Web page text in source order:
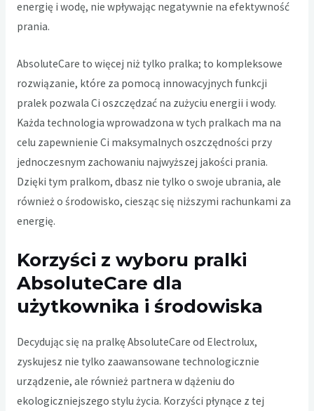
energię i wodę, nie wpływając negatywnie na efektywność
prania.
AbsoluteCare to więcej niż tylko pralka; to kompleksowe
rozwiązanie, które za pomocą innowacyjnych funkcji
pralek pozwala Ci oszczędzać na zużyciu energii i wody.
Każda technologia wprowadzona w tych pralkach ma na
celu zapewnienie Ci maksymalnych oszczędności przy
jednoczesnym zachowaniu najwyższej jakości prania.
Dzięki tym pralkom, dbasz nie tylko o swoje ubrania, ale
również o środowisko, ciesząc się niższymi rachunkami za
energię.
Korzyści z wyboru pralki
AbsoluteCare dla
użytkownika i środowiska
Decydując się na pralkę AbsoluteCare od Electrolux,
zyskujesz nie tylko zaawansowane technologicznie
urządzenie, ale również partnera w dążeniu do
ekologiczniejszego stylu życia. Korzyści płynące z tej